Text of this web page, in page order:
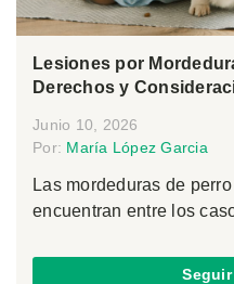
Lesiones por
Derechos y
Junio 10, 2026
Por: María López Garcia
Las mordeduras de
encuentran entre los